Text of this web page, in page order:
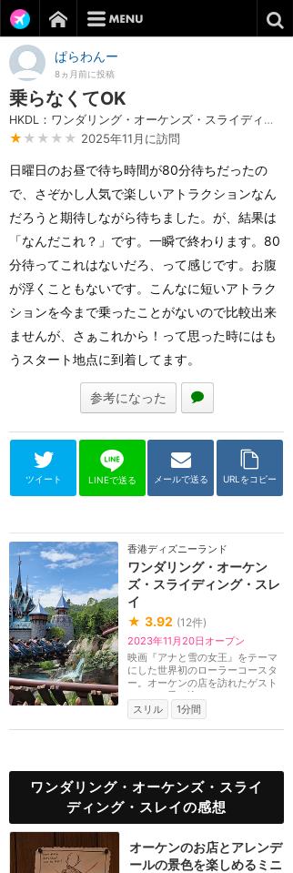
ぱらわんー
8ヵ月前に投稿
乗らなくてOK
HKDL：ワンダリング・オーケンズ・スライディング・スレイ
★ ★★★★ 2025年11月に訪問
日曜日のお昼で待ち時間が80分待ちだったの
で、さぞかし人気で楽しいアトラクションなん
だろうと期待しながら待ちました。が、結果は
「なんだこれ？」です。一瞬で終わります。80
分待ってこれはないだろ、って感じです。お腹
が浮くこともないです。こんなに短いアトラク
ションを今まで乗ったことがないので比較出来
ませんが、さぁこれから！って思った時にはも
うスタート地点に到着してます。
参考になった
ツイート LINEで送る メールで送る URLをコピー
香港ディズニーランド
ワンダリング・オーケン
ズ・スライディング・スレ
イ
★ 3.92 (12件)
2023年11月20日オープン
映画『アナと雪の女王』をテーマ
にした世界初のローラーコースタ
ー。オーケンの店を訪れたゲスト
はソリに乗り込み...
スリル
1分間
ワンダリング・オーケンズ・スライ
ディング・スレイの感想
オーケンのお店とアレンデ
ールの景色を楽しめるミニ